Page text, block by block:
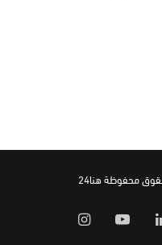
لينكدإن ‫YouTube